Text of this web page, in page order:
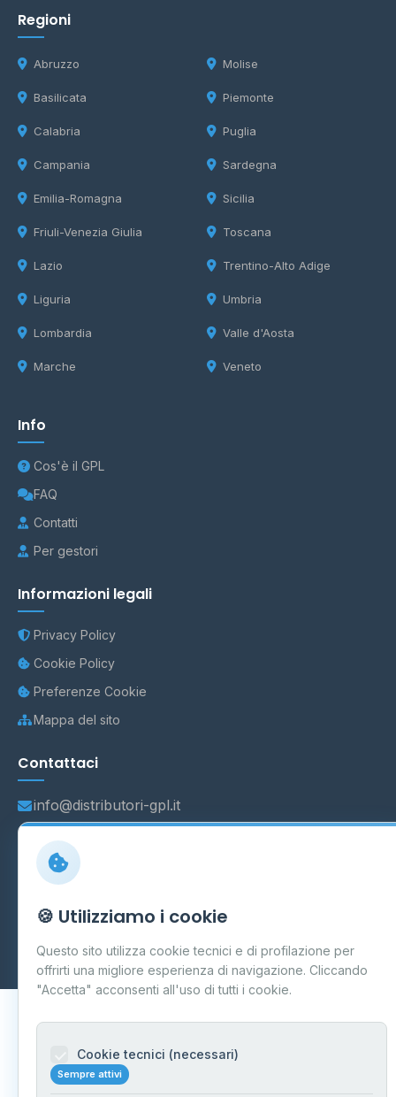
Regioni
Abruzzo
Basilicata
Calabria
Campania
Emilia-Romagna
Friuli-Venezia Giulia
Lazio
Liguria
Lombardia
Marche
Molise
Piemonte
Puglia
Sardegna
Sicilia
Toscana
Trentino-Alto Adige
Umbria
Valle d'Aosta
Veneto
Info
Cos'è il GPL
FAQ
Contatti
Per gestori
Informazioni legali
Privacy Policy
Cookie Policy
Preferenze Cookie
Mappa del sito
Contattaci
info@distributori-gpl.it
Carpi P.IVA 03859300364
Dati forniti da Ministero delle Imprese e del Made in Italy
Aggiornamento quotidiano
🍪 Utilizziamo i cookie
Questo sito utilizza cookie tecnici e di profilazione per
offrirti una migliore esperienza di navigazione. Cliccando
"Accetta" acconsenti all'uso di tutti i cookie.
Cookie tecnici (necessari)
Sempre attivi